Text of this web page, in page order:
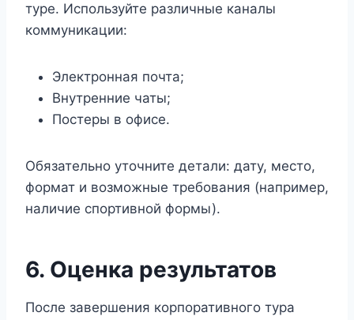
туре. Используйте различные каналы
коммуникации:
Электронная почта;
Внутренние чаты;
Постеры в офисе.
Обязательно уточните детали: дату, место,
формат и возможные требования (например,
наличие спортивной формы).
6. Оценка результатов
После завершения корпоративного тура